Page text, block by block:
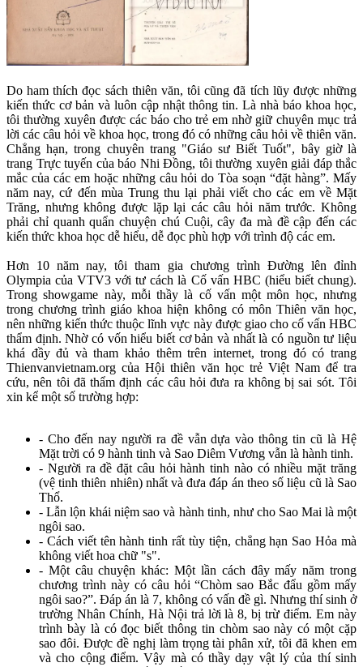
Do ham thích đọc sách thiên văn, tôi cũng đã tích lũy được những
kiến thức cơ bản và luôn cập nhật thông tin. Là nhà báo khoa học,
tôi thường xuyên được các báo cho trẻ em nhờ giữ chuyên mục trả
lời các câu hỏi về khoa học, trong đó có những câu hỏi về thiên văn.
Chẳng hạn, trong chuyên trang "Giáo sư Biết Tuốt", bây giờ là
trang Trực tuyến của báo Nhi Đồng, tôi thường xuyên giải đáp thắc
mắc của các em hoặc những câu hỏi do Tòa soạn “đặt hàng”. Mấy
năm nay, cứ đến mùa Trung thu lại phải viết cho các em về Mặt
Trăng, nhưng không được lặp lại các câu hỏi năm trước. Không
phải chỉ quanh quẩn chuyện chú Cuội, cây đa mà đề cập đến các
kiến thức khoa học dễ hiểu, dễ đọc phù hợp với trình độ các em.
Hơn 10 năm nay, tôi tham gia chương trình Đường lên đỉnh
Olympia của VTV3 với tư cách là Cố vấn HBC (hiểu biết chung).
Trong showgame này, mỗi thầy là cố vấn một môn học, nhưng
trong chương trình giáo khoa hiện không có môn Thiên văn học,
nên những kiến thức thuộc lĩnh vực này được giao cho cố vấn HBC
thẩm định. Nhờ có vốn hiểu biết cơ bản và nhất là có nguồn tư liệu
khá đầy đủ và tham khảo thêm trên internet, trong đó có trang
Thienvanvietnam.org của Hội thiên văn học trẻ Việt Nam để tra
cứu, nên tôi đã thẩm định các câu hỏi đưa ra không bị sai sót. Tôi
xin kể một số trường hợp:
- Cho đến nay người ra đề vẫn dựa vào thông tin cũ là Hệ
Mặt trời có 9 hành tinh và Sao Diêm Vương vẫn là hành tinh.
- Người ra đề đặt câu hỏi hành tinh nào có nhiều mặt trăng
(vệ tinh thiên nhiên) nhất và đưa đáp án theo số liệu cũ là Sao
Thổ.
- Lẫn lộn khái niệm sao và hành tinh, như cho Sao Mai là một
ngôi sao.
- Cách viết tên hành tinh rất tùy tiện, chẳng hạn Sao Hỏa mà
không viết hoa chữ "s".
- Một câu chuyện khác: Một lần cách đây mấy năm trong
chương trình này có câu hỏi “Chòm sao Bắc đẩu gồm mấy
ngôi sao?”. Đáp án là 7, không có vấn đề gì. Nhưng thí sinh ở
trường Nhân Chính, Hà Nội trả lời là 8, bị trừ điểm. Em này
trình bày là có đọc biết thông tin chòm sao này có một cặp
sao đôi. Được đề nghị làm trọng tài phân xử, tôi đã khen em
và cho cộng điểm. Vậy mà có thầy dạy vật lý của thí sinh